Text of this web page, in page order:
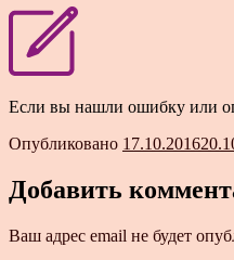
Если вы нашли ошибку или
Опубликовано 17.10.2016
Добавить
Ваш адрес email не будет